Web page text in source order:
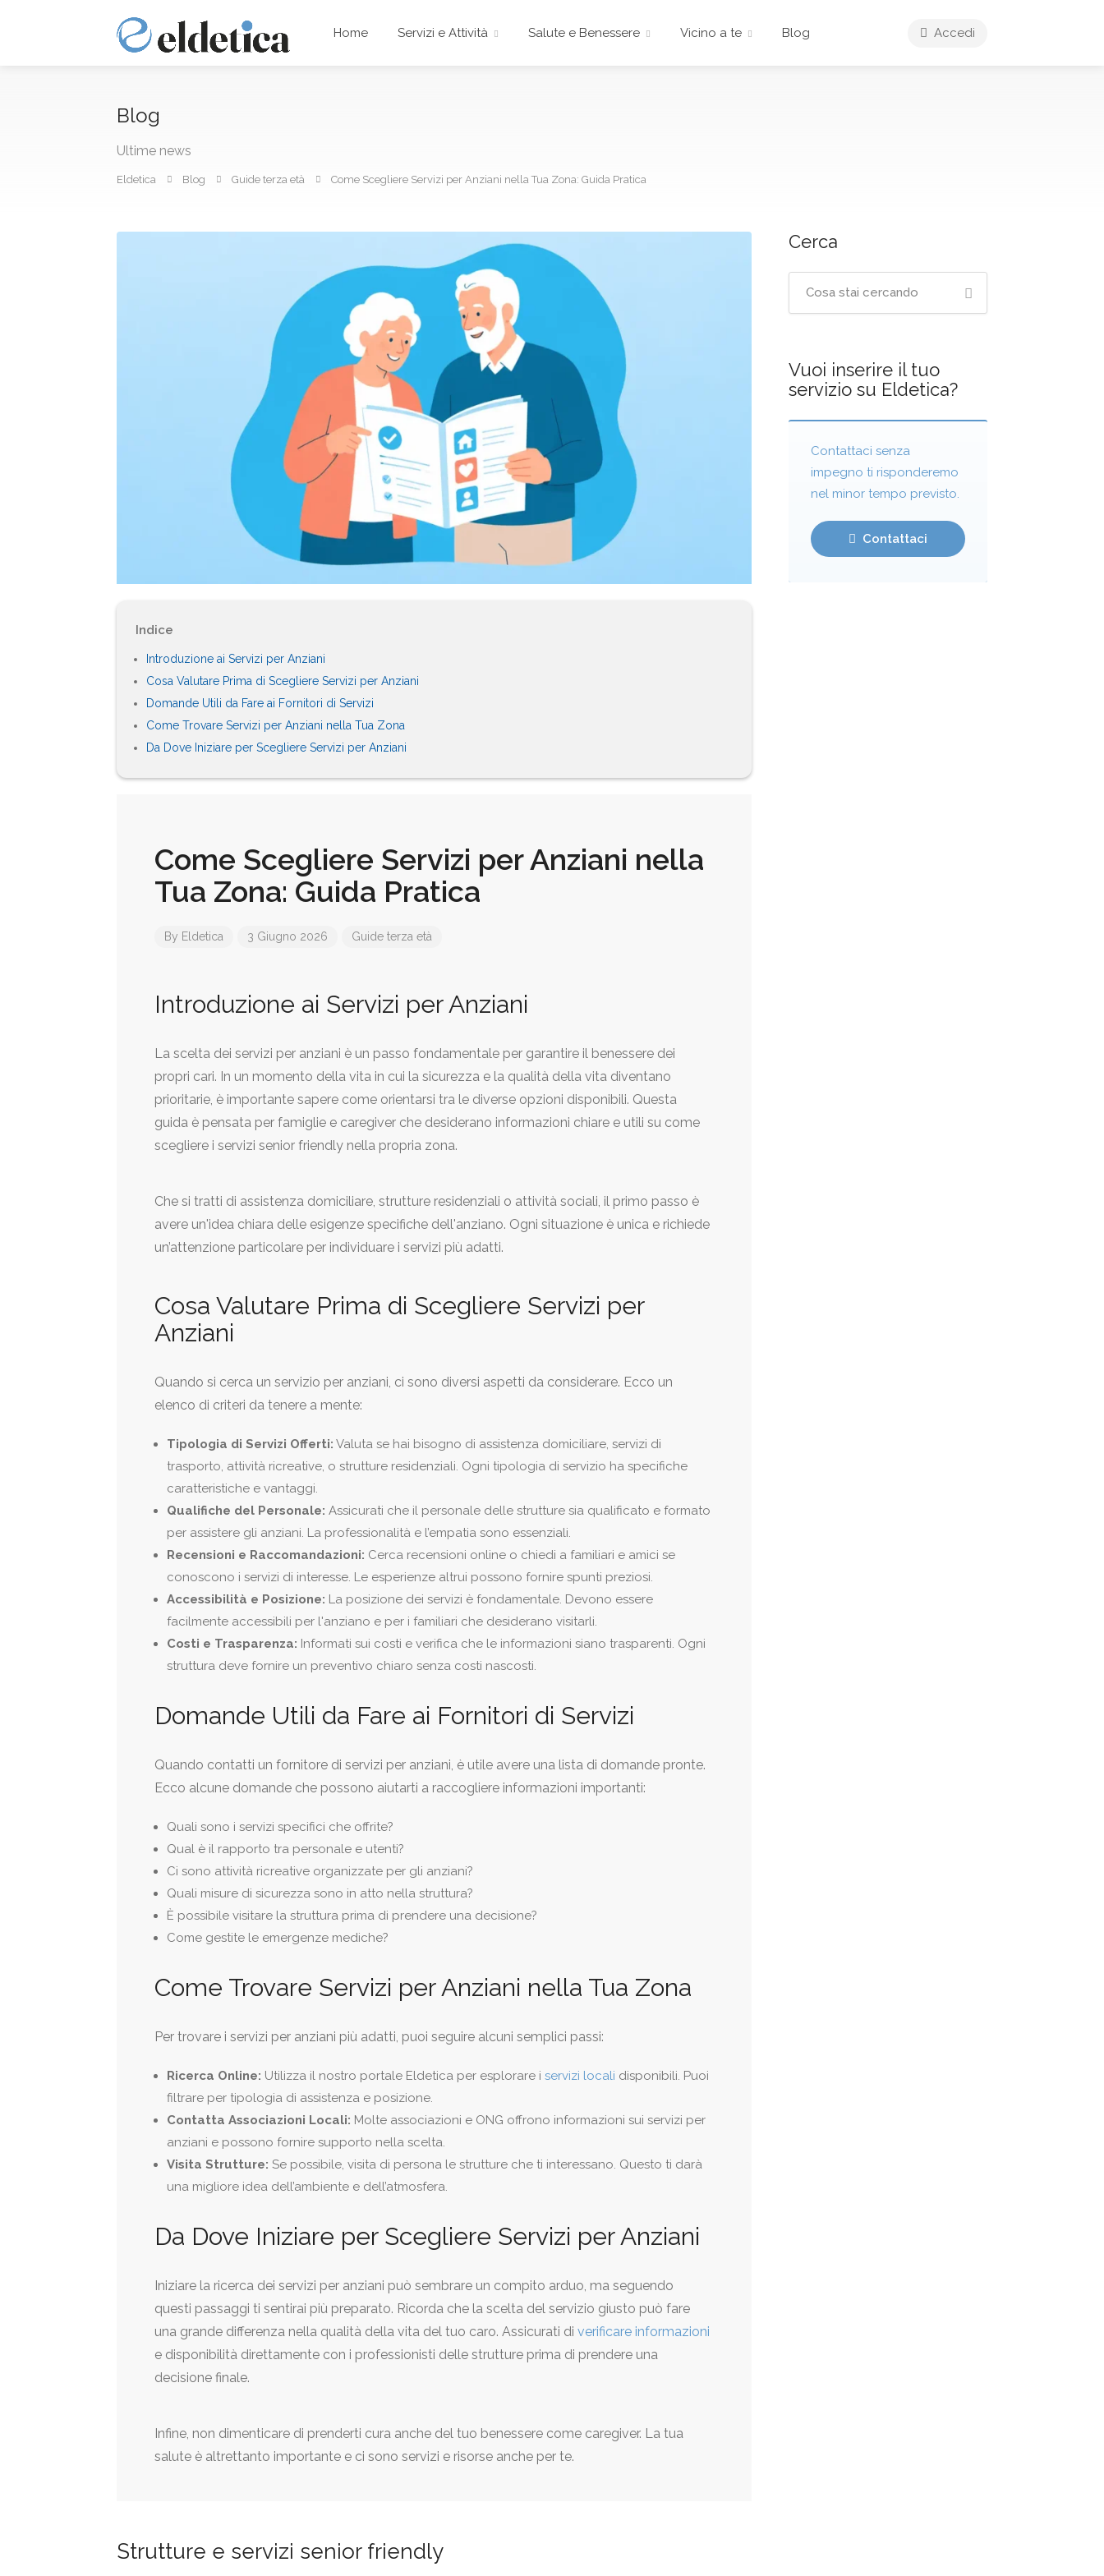
Home Servizi e Attività Salute e Benessere Vicino a te Blog Accedi
Blog
Ultime news
Eldetica Blog Guide terza età Come Scegliere Servizi per Anziani nella Tua Zona: Guida Pratica
Indice
Introduzione ai Servizi per Anziani
Cosa Valutare Prima di Scegliere Servizi per Anziani
Domande Utili da Fare ai Fornitori di Servizi
Come Trovare Servizi per Anziani nella Tua Zona
Da Dove Iniziare per Scegliere Servizi per Anziani
Come Scegliere Servizi per Anziani nella
Tua Zona: Guida Pratica
By Eldetica 3 Giugno 2026 Guide terza età
Introduzione ai Servizi per Anziani
La scelta dei servizi per anziani è un passo fondamentale per garantire il benessere dei
propri cari. In un momento della vita in cui la sicurezza e la qualità della vita diventano
prioritarie, è importante sapere come orientarsi tra le diverse opzioni disponibili. Questa
guida è pensata per famiglie e caregiver che desiderano informazioni chiare e utili su come
scegliere i servizi senior friendly nella propria zona.
Che si tratti di assistenza domiciliare, strutture residenziali o attività sociali, il primo passo è
avere un'idea chiara delle esigenze specifiche dell'anziano. Ogni situazione è unica e richiede
un’attenzione particolare per individuare i servizi più adatti.
Cosa Valutare Prima di Scegliere Servizi per
Anziani
Quando si cerca un servizio per anziani, ci sono diversi aspetti da considerare. Ecco un
elenco di criteri da tenere a mente:
Tipologia di Servizi Offerti: Valuta se hai bisogno di assistenza domiciliare, servizi di
trasporto, attività ricreative, o strutture residenziali. Ogni tipologia di servizio ha specifiche
caratteristiche e vantaggi.
Qualifiche del Personale: Assicurati che il personale delle strutture sia qualificato e formato
per assistere gli anziani. La professionalità e l’empatia sono essenziali.
Recensioni e Raccomandazioni: Cerca recensioni online o chiedi a familiari e amici se
conoscono i servizi di interesse. Le esperienze altrui possono fornire spunti preziosi.
Accessibilità e Posizione: La posizione dei servizi è fondamentale. Devono essere
facilmente accessibili per l'anziano e per i familiari che desiderano visitarli.
Costi e Trasparenza: Informati sui costi e verifica che le informazioni siano trasparenti. Ogni
struttura deve fornire un preventivo chiaro senza costi nascosti.
Domande Utili da Fare ai Fornitori di Servizi
Quando contatti un fornitore di servizi per anziani, è utile avere una lista di domande pronte.
Ecco alcune domande che possono aiutarti a raccogliere informazioni importanti:
Quali sono i servizi specifici che offrite?
Qual è il rapporto tra personale e utenti?
Ci sono attività ricreative organizzate per gli anziani?
Quali misure di sicurezza sono in atto nella struttura?
È possibile visitare la struttura prima di prendere una decisione?
Come gestite le emergenze mediche?
Come Trovare Servizi per Anziani nella Tua Zona
Per trovare i servizi per anziani più adatti, puoi seguire alcuni semplici passi:
Ricerca Online: Utilizza il nostro portale Eldetica per esplorare i servizi locali disponibili. Puoi
filtrare per tipologia di assistenza e posizione.
Contatta Associazioni Locali: Molte associazioni e ONG offrono informazioni sui servizi per
anziani e possono fornire supporto nella scelta.
Visita Strutture: Se possibile, visita di persona le strutture che ti interessano. Questo ti darà
una migliore idea dell’ambiente e dell’atmosfera.
Da Dove Iniziare per Scegliere Servizi per Anziani
Iniziare la ricerca dei servizi per anziani può sembrare un compito arduo, ma seguendo
questi passaggi ti sentirai più preparato. Ricorda che la scelta del servizio giusto può fare
una grande differenza nella qualità della vita del tuo caro. Assicurati di verificare informazioni
e disponibilità direttamente con i professionisti delle strutture prima di prendere una
decisione finale.
Infine, non dimenticare di prenderti cura anche del tuo benessere come caregiver. La tua
salute è altrettanto importante e ci sono servizi e risorse anche per te.
Strutture e servizi senior friendly
Cerca
Vuoi inserire il tuo
servizio su Eldetica?
Contattaci senza
impegno ti risponderemo
nel minor tempo previsto.
Contattaci